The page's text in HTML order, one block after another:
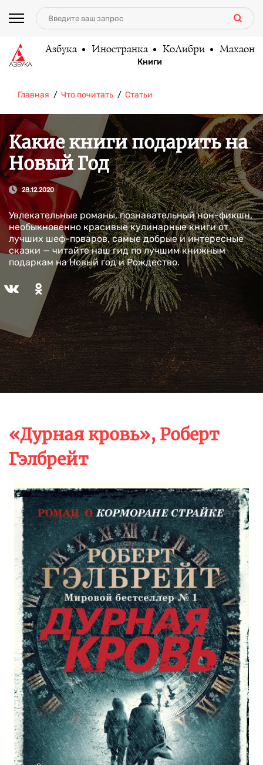
Азбука Иностранка КоЛибри Махаон
Книги
Главная Что почитать Статьи
Какие книги подарить на
Новый Год
28.12.2020
Увлекательные романы, познавательный нон-фикшн,
необыкновенно красивые кулинарные книги от
лучших шеф-поваров, самые добрые и интересные
сказки — читайте наш гид по лучшим книжным
подаркам на Новый год и Рождество.
«Дурная кровь», Роберт
Гэлбрейт